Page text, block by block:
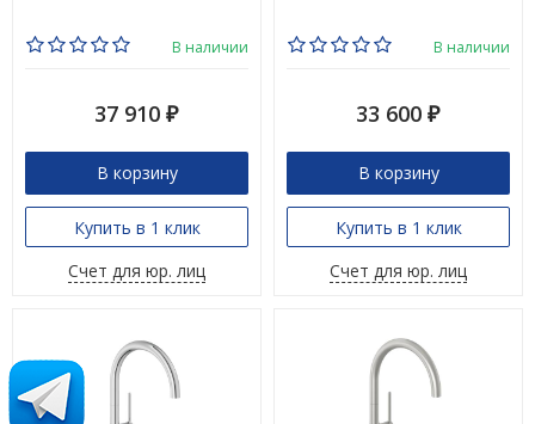
В наличии
37 910 ₽
В корзину
Купить в 1 клик
Счет для юр. лиц
В наличии
33 600 ₽
В корзину
Купить в 1 клик
Счет для юр. лиц